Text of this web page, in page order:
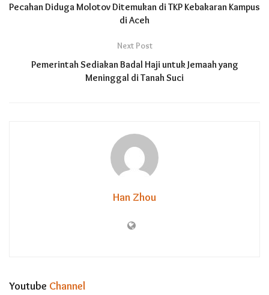
Pecahan Diduga Molotov Ditemukan di TKP Kebakaran Kampus
di Aceh
Next Post
Pemerintah Sediakan Badal Haji untuk Jemaah yang
Meninggal di Tanah Suci
Han Zhou
Youtube Channel